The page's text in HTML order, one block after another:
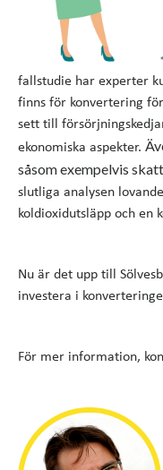
fallstudie har experter
finns för konvertering
sett till
ekonomiska aspekter.
såsom exempelvis
slutliga analysen
koldioxidutsläpp och en
Nu är det upp till
investera i
För mer information,